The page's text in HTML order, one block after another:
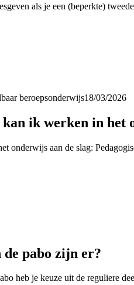
als je een (beperkte)
beroepsonderwijs18/03/2026
kan ik werken in het
onderwijs aan de slag:
pabo zijn er?
heb je keuze uit de reguliere